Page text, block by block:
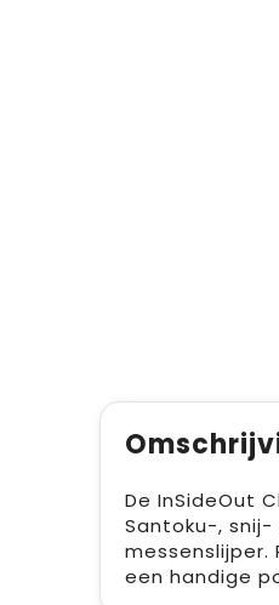
De InSideOut
Santoku-, snij-
een handige